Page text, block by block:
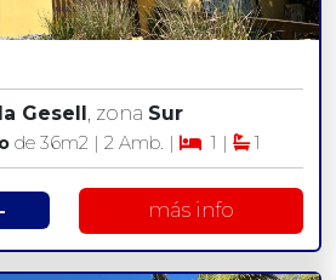
Gesell, zona Sur
de 36m2 | 2 Amb. | 1 | 1
más info